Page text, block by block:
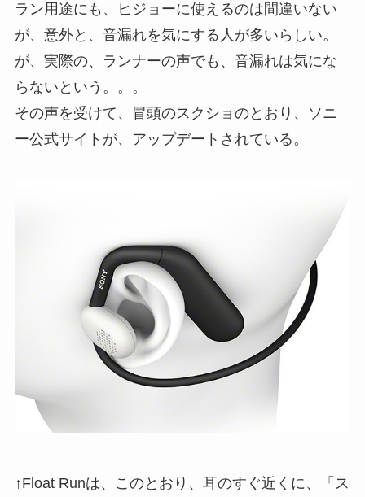
ラン用途にも、ヒジョーに使えるのは間違いない
が、意外と、音漏れを気にする人が多いらしい。
が、実際の、ランナーの声でも、音漏れは気にな
らないという。。。
その声を受けて、冒頭のスクショのとおり、ソニ
ー公式サイトが、アップデートされている。
↑Float Runは、このとおり、耳のすぐ近くに、「ス